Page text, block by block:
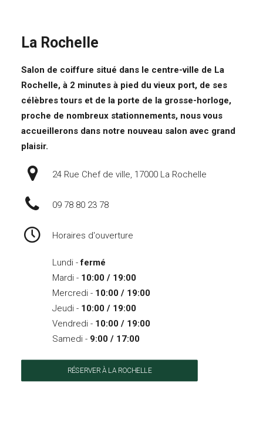
La Rochelle
Salon de coiffure situé dans le centre-ville de La
Rochelle, à 2 minutes à pied du vieux port, de ses
célèbres tours et de la porte de la grosse-horloge,
proche de nombreux stationnements, nous vous
accueillerons dans notre nouveau salon avec grand
plaisir.
24 Rue Chef de ville, 17000 La Rochelle
09 78 80 23 78
Horaires d'ouverture
Lundi -fermé
Mardi - 10:00 / 19:00
Mercredi - 10:00 / 19:00
Jeudi - 10:00 / 19:00
Vendredi - 10:00 / 19:00
Samedi - 9:00 / 17:00
RÉSERVER À LA ROCHELLE